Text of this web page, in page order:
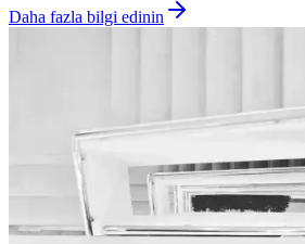
Daha fazla bilgi edinin